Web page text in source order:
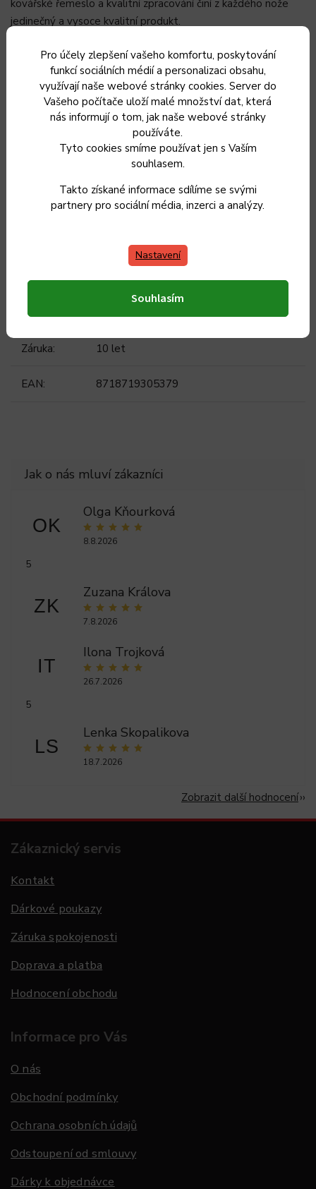
Pro účely zlepšení vašeho komfortu, poskytování
funkcí sociálních médií a personalizaci obsahu,
využívají naše webové stránky cookies. Server do
Vašeho počítače uloží malé množství dat, která
nás informují o tom, jak naše webové stránky
používáte.
Tyto cookies smíme používat jen s Vaším
souhlasem.
Takto získané informace sdílíme se svými
partnery pro sociální média, inzerci a analýzy.
Nastavení
Souhlasím
kovářské řemeslo a kvalitní zpracování činí z každého nože
jedinečný a vysoce kvalitní produkt.
Řada Olive v sobě kombinuje robustní provedení, jemnou
eleganci a styl, který jí dodává olivové dřevo. Zaoblená
dřevěná rukojeť je velmi příjemná a pohodlná pro držení.
Upevnění čepele na konci rukojeti je vyvážené a nůž působí
jako jeden celek.
Ocilka nebrousí nůž, ale zajišťuje, aby byl směr hrany čepele
vyrovnán tak, aby nůž zůstal ostrý. Pohybem celého nože
podél brousicí oceli se stane znovu ostrým. Je důležité
udržovat nůž vždy ve stejném úhlu. To platí pro obě strany
Doplňkové parametry
Kategorie
Záruka: 10 let
EAN: 8718719305379
OK
Olga Kňourková
8.8.2026
5
ZK
Zuzana Králova
7.8.2026
IT
Ilona Trojková
26.7.2026
5
LS
Lenka Skopalikova
18.7.2026
Zobrazit další hodnocení
Zákaznický servis
Kontakt
Dárkové poukazy
Záruka spokojenosti
Doprava a platba
Hodnocení obchodu
Informace pro Vás
O nás
Obchodní podmínky
Ochrana osobních údajů
Odstoupení od smlouvy
Dárky k objednávce